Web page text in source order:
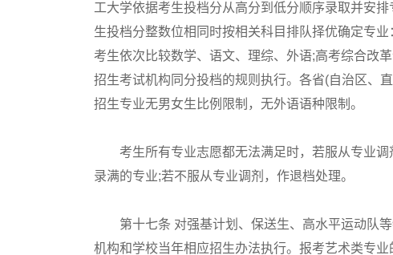
工大学依据考生投档分从高分到低分顺序录取并安
生投档分整数位相同时按相关科目排队择优确定专
考生依次比较数学、语文、理综、外语;高考综合改
招生考试机构同分投档的规则执行。各省(自治区、
招生专业无男女生比例限制，无外语语种限制。
考生所有专业志愿都无法满足时，若服从专业调
录满的专业;若不服从专业调剂，作退档处理。
第十七条 对强基计划、保送生、高水平运动队等
机构和学校当年相应招生办法执行。报考艺术类专